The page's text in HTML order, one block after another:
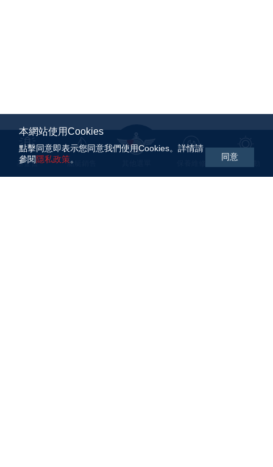
基金會 船艇銷售 航海活動
本網站使用Cookies
點擊同意即表示您同意我們使用Cookies。詳情請
參閱隱私政策。 同意